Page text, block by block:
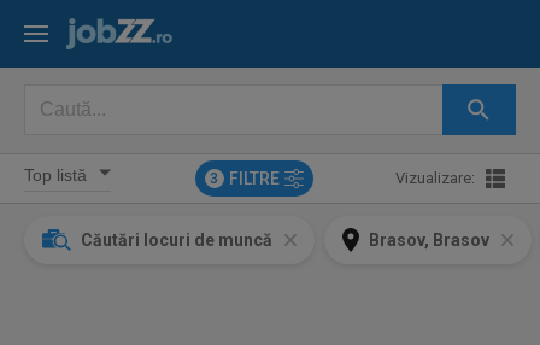
3 FILTRE Vizualizare:
Căutări locuri de muncă Brasov, Brasov